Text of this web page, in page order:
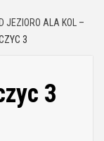
JEZIORO ALA KOL –
3
3